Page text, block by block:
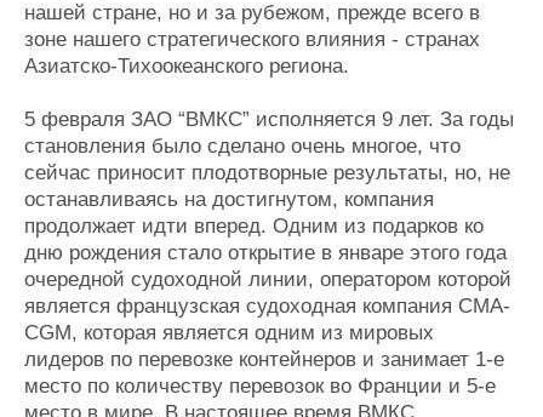
нашей стране, но и за рубежом, прежде всего в
зоне нашего стратегического влияния - странах
Азиатско-Тихоокеанского региона.
5 февраля ЗАО “ВМКС” исполняется 9 лет. За годы
становления было сделано очень многое, что
сейчас приносит плодотворные результаты, но, не
останавливаясь на достигнутом, компания
продолжает идти вперед. Одним из подарков ко
дню рождения стало открытие в январе этого года
очередной судоходной линии, оператором которой
является французская судоходная компания CMA-
CGM, которая является одним из мировых
лидеров по перевозке контейнеров и занимает 1-е
место по количеству перевозок во Франции и 5-е